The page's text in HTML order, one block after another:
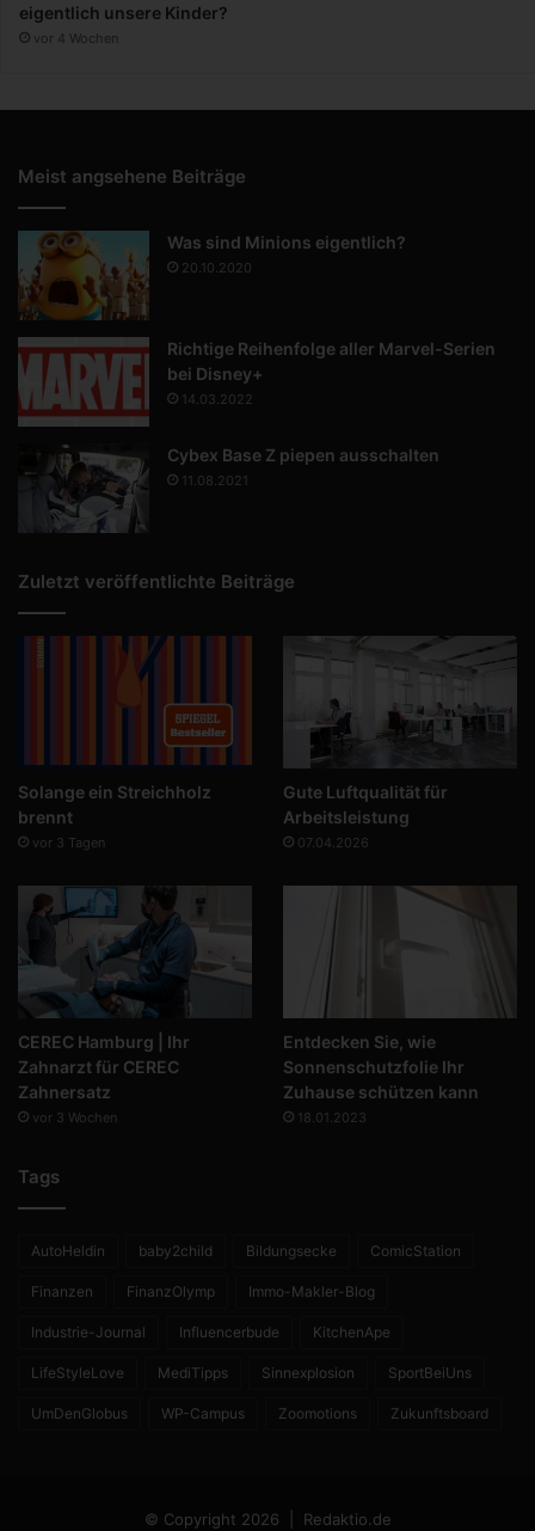
eigentlich unsere Kinder?
vor 4 Wochen
Meist angsehene Beiträge
Was sind Minions eigentlich?
20.10.2020
Richtige Reihenfolge aller Marvel-Serien
bei Disney+
14.03.2022
Cybex Base Z piepen ausschalten
11.08.2021
Zuletzt veröffentlichte Beiträge
Solange ein Streichholz
brennt
vor 3 Tagen
Gute Luftqualität für
Arbeitsleistung
07.04.2026
CEREC Hamburg | Ihr
Zahnarzt für CEREC
Zahnersatz
vor 3 Wochen
Entdecken Sie, wie
Sonnenschutzfolie Ihr
Zuhause schützen kann
18.01.2023
Tags
AutoHeldin baby2child Bildungsecke ComicStation
Finanzen FinanzOlymp Immo-Makler-Blog
Industrie-Journal Influencerbude KitchenApe
LifeStyleLove MediTipps Sinnexplosion SportBeiUns
UmDenGlobus WP-Campus Zoomotions Zukunftsboard
© Copyright 2026 | Redaktio.de